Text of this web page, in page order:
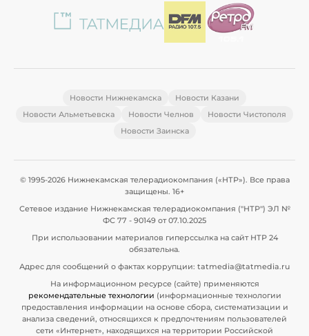
Новости Нижнекамска
Новости Казани
Новости Альметьевска
Новости Челнов
Новости Чистополя
Новости Заинска
© 1995-2026 Нижнекамская телерадиокомпания («НТР»). Все права
защищены. 16+
Сетевое издание Нижнекамская телерадиокомпания ("НТР") ЭЛ №
ФС 77 - 90149 от 07.10.2025
При использовании материалов гиперссылка на сайт НТР 24
обязательна.
Адрес для сообщений о фактах коррупции: tatmedia@tatmedia.ru
На информационном ресурсе (сайте) применяются
рекомендательные технологии (информационные технологии
предоставления информации на основе сбора, систематизации и
анализа сведений, относящихся к предпочтениям пользователей
сети «Интернет», находящихся на территории Российской